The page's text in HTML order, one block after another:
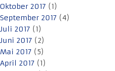
Oktober 2017 (1)
September 2017 (4)
Juli 2017 (1)
Juni 2017 (2)
Mai 2017 (5)
April 2017 (1)